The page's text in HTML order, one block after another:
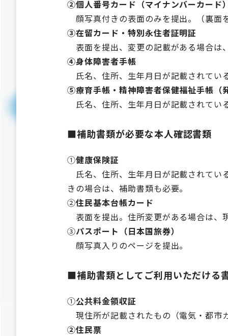
②個人番号カード（マイナンバーカード
顔写真付きの表面のみを提出。（裏面
③在留カード・特別永住者証明証
表面を提出、変更の記載がある場合は
④身体障害者手帳
氏名、住所、生年月日が記載されてい
⑤療育手帳・精神障害者保健福祉手帳（
氏名、住所、生年月日が記載されてい
■補助書類が必要な本人確認書類
①健康保険証
氏名、住所、生年月日が記載されてい
きの場合は、補助書類も必要。
②住民基本台帳カード
表面を提出。住所変更がある場合は、
③パスポート（日本国旅券）
顔写真入りのページを提出。
■補助書類としてご利用いただける
①公共料金領収証
現住所が記載されたもの（電気・都市
②住民票